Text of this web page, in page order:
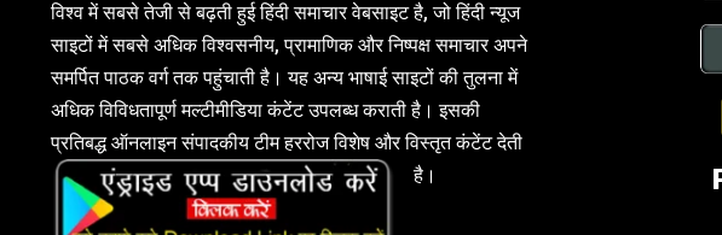
विश्व में सबसे तेजी से बढ़ती हुई हिंदी समाचार वेबसाइट है, जो हिंदी न्यूज
साइटों में सबसे अधिक विश्वसनीय, प्रामाणिक और निष्पक्ष समाचार अपने
समर्पित पाठक वर्ग तक पहुंचाती है। यह अन्य भाषाई साइटों की तुलना में
अधिक विविधतापूर्ण मल्टीमीडिया कंटेंट उपलब्ध कराती है। इसकी
प्रतिबद्ध ऑनलाइन संपादकीय टीम हररोज विशेष और विस्तृत कंटेंट देती
है।